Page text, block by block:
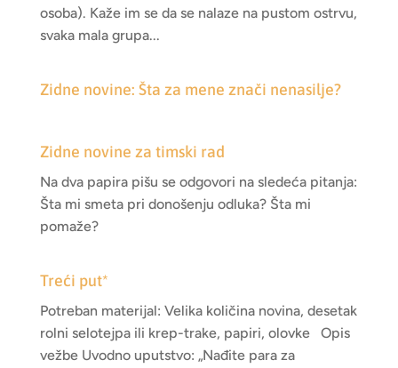
osoba). Kaže im se da se nalaze na pustom ostrvu,
svaka mala grupa...
Zidne novine: Šta za mene znači nenasilje?
Zidne novine za timski rad
Na dva papira pišu se odgovori na sledeća pitanja:
Šta mi smeta pri donošenju odluka? Šta mi
pomaže?
Treći put*
Potreban materijal: Velika količina novina, desetak
rolni selotejpa ili krep-trake, papiri, olovke Opis
vežbe Uvodno uputstvo: „Nađite para za